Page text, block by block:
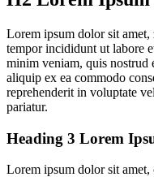
Lorem ipsum dolor sit
tempor incididunt ut labore
minim veniam, quis nostrud
aliquip ex ea commodo
reprehenderit in voluptate
pariatur.
Heading 3 Lorem
Lorem ipsum dolor sit